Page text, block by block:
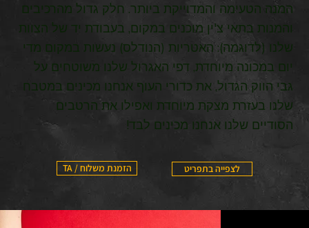
המנה הטעימה והמדוייקת ביותר. חלק גדול מהרכיבים
והמנות בתאי צ'ין מוכנים במקום, בעבודת יד של הצוות
שלנו (לדוגמה): האטריות (הנודלס) נעשות במקום מדי
יום במכונה מיוחדת, דפי האגרול שלנו משוטחים על
גבי הווק הגדול, את כדורי העוף אנחנו מכינים במטבח
שלנו בעזרת מצקת מיוחדת ואפילו את הרטבים
הסודיים שלנו אנחנו מכינים לבד!
TA / הזמנת משלוח לצפייה בתפריט